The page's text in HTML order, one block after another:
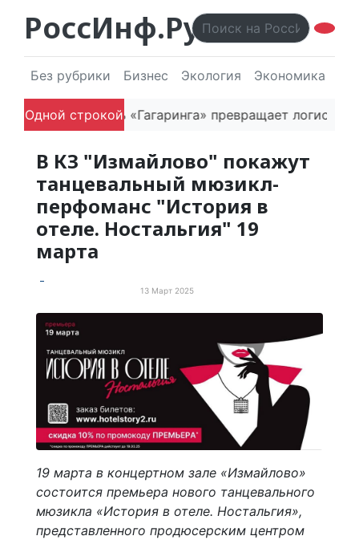
РоссИнф.Ру
Без рубрики Бизнес Экология Экономика
Одной строкой
Как основатель «Гагаринга» превращает
В КЗ "Измайлово" покажут
танцевальный мюзикл-
перфоманс "История в
отеле. Ностальгия" 19
марта
13 Март 2025
19 марта в концертном зале «Измайлово»
состоится премьера нового танцевального
мюзикла «История в отеле. Ностальгия»,
представленного продюсерским центром